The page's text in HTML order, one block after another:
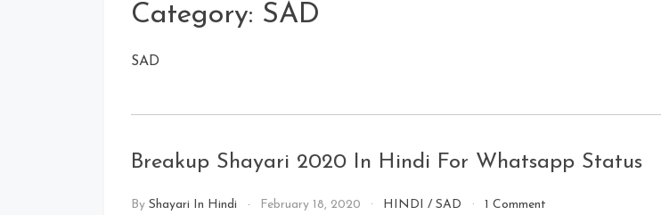
Category: SAD
SAD
Breakup Shayari 2020 In Hindi For Whatsapp Status
By Shayari In Hindi February 18, 2020 HINDI /SAD 1 Commenton